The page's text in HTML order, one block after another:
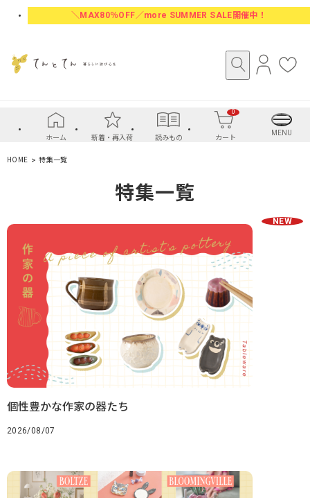
＼MAX80％OFF／more SUMMER SALE開催中！
入
り
ホーム 新着・再入荷 読みもの カート
0
MENU
HOME 特集一覧
特集一覧
NEW
個性豊かな作家の器たち
2026/08/07